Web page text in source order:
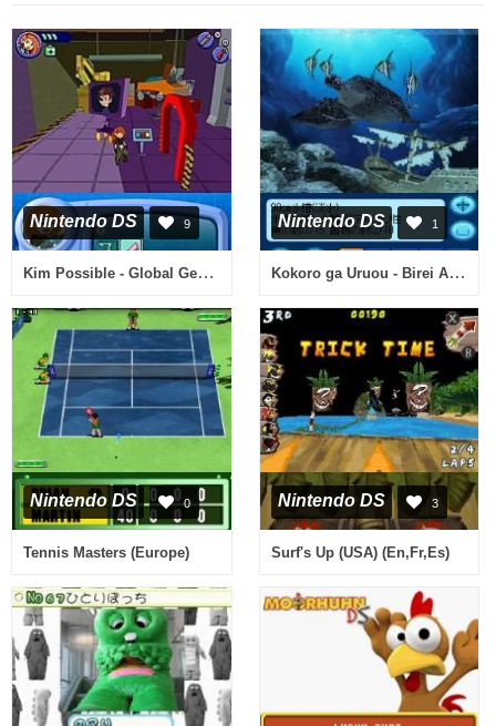
Nintendo DS 9
Kim Possible - Global Gemini (USA) (En,Fr)
Nintendo DS 1
Kokoro ga Uruou - Birei Aquarium DS - Tetra, Guppy, Angelfish (Japan)
Nintendo DS 0
Tennis Masters (Europe)
Nintendo DS 3
Surf's Up (USA) (En,Fr,Es)